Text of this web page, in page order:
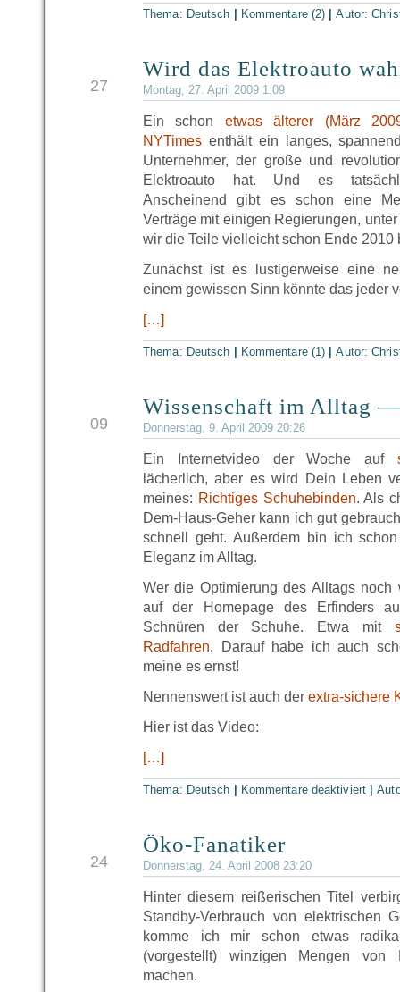
Thema: Deutsch Kommentare (2) |Autor:
27
Wird das Elektroauto
Montag, 27. April 2009 1:09
Ein schon etwas älterer (März
NYTimes enthält ein langes,
Unternehmer, der große und
Elektroauto hat. Und es
Anscheinend gibt es schon eine
Verträge mit einigen Regierungen,
wir die Teile vielleicht schon Ende 2010
Zunächst ist es lustigerweise eine
einem gewissen Sinn könnte das jeder
[…]
Thema: Deutsch Kommentare (1) |Autor:
09
Wissenschaft im Alltag
Donnerstag, 9. April 2009 20:26
Ein Internetvideo der Woche auf
lächerlich, aber es wird Dein Leben
meines: Richtiges Schuhebinden. Als
Dem-Haus-Geher kann ich gut
schnell geht. Außerdem bin ich
Eleganz im Alltag.
Wer die Optimierung des Alltags
auf der Homepage des Erfinders
Schnüren der Schuhe. Etwa mit
Radfahren. Darauf habe ich auch
meine es ernst!
Nennenswert ist auch der extra-sichere
Hier ist das Video:
[…]
Thema: Deutsch Kommentare deaktiviert|
24
Öko-Fanatiker
Donnerstag, 24. April 2008 23:20
Hinter diesem reißerischen Titel
Standby-Verbrauch von elektrischen
komme ich mir schon etwas
(vorgestellt) winzigen Mengen von
machen.